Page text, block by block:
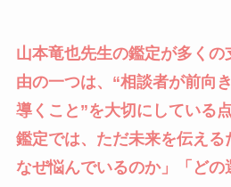
山本竜也先生の鑑定が多くの
由の一つは、“相談者が前向
導くこと”を大切にしている
鑑定では、ただ未来を伝える
なぜ悩んでいるのか」「ど